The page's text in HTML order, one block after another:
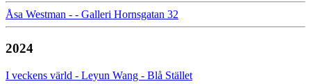
Åsa Westman - - Galleri Hornsgatan 32
2024
I veckens värld - Leyun Wang - Blå Stället